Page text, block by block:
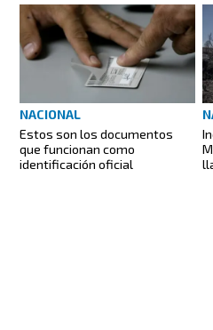
NACIONAL
Estos son los documentos
que funcionan como
identificación oficial